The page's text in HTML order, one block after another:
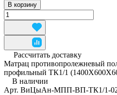
В корзину
Рассчитать доставку
Матрац противопролежневый
профильный ТК1/1
В наличии
Арт. ВиЦыАн-МПП-ВП-ТК1/1-